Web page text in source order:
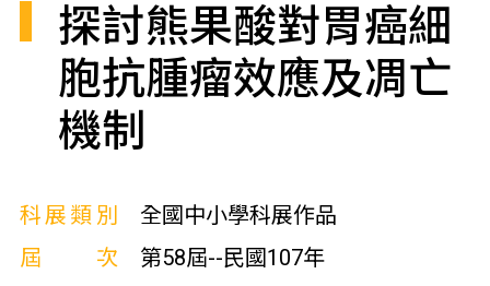
探討熊果酸對胃癌細
胞抗腫瘤效應及凋亡
機制
科展類別
全國中小學科展作品
屆次
第58屆--民國107年